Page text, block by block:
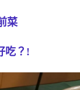
菜
吃？!